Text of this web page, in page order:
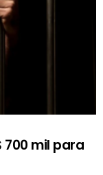
700 mil para